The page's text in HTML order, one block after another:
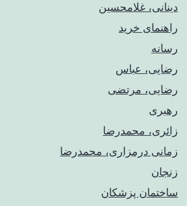
دینانی، غلامحسین
راهنمای خريد
رسانه
رضایی، عباس
رضایی، مرتضی
رهبری
زائری، محمدرضا
زمانی درمزاری، محمدرضا
زنجان
ساختمان پزشکان